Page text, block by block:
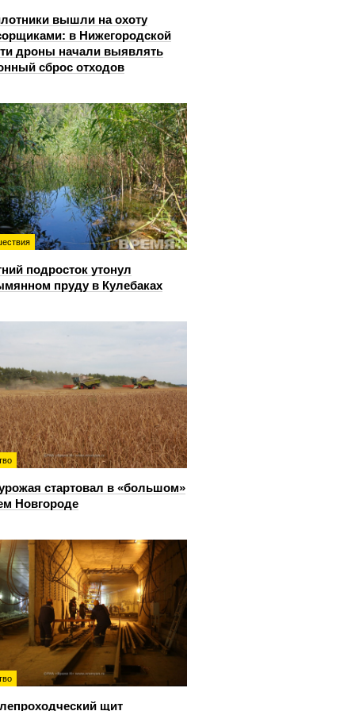
вышли на охоту
в Нижегородской
дроны начали выявлять
сброс отходов
подросток утонул
пруду в Кулебаках
стартовал в «большом»
Новгороде
щит